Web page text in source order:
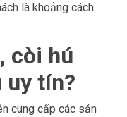
là khoảng cách
còi hú
uy tín?
cung cấp các sản